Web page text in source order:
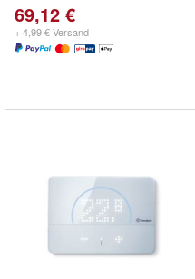
69,12 €
+ 4,99 € Versand